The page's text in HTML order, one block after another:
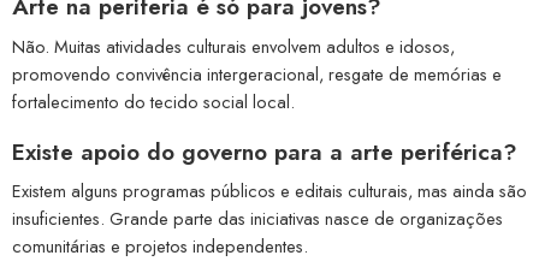
Arte na periferia é só para jovens?
Não. Muitas atividades culturais envolvem adultos e idosos,
promovendo convivência intergeracional, resgate de memórias e
fortalecimento do tecido social local.
Existe apoio do governo para a arte periférica?
Existem alguns programas públicos e editais culturais, mas ainda são
insuficientes. Grande parte das iniciativas nasce de organizações
comunitárias e projetos independentes.